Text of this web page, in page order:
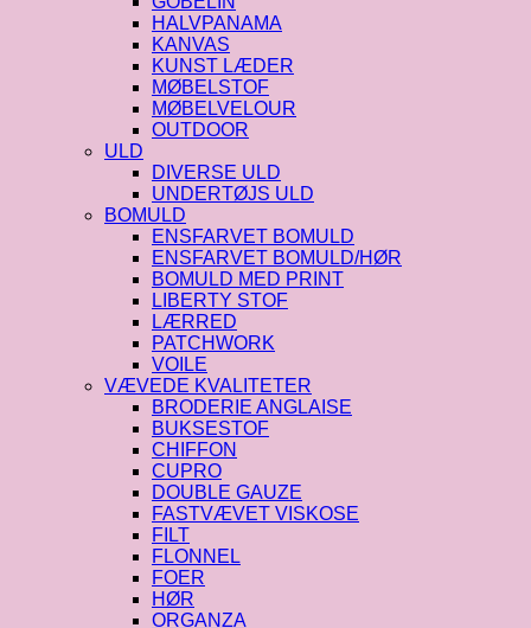
HALVPANAMA
KANVAS
KUNST LÆDER
MØBELSTOF
MØBELVELOUR
OUTDOOR
ULD
DIVERSE ULD
UNDERTØJS ULD
BOMULD
ENSFARVET BOMULD
ENSFARVET BOMULD/HØR
BOMULD MED PRINT
LIBERTY STOF
LÆRRED
PATCHWORK
VOILE
VÆVEDE KVALITETER
BRODERIE ANGLAISE
BUKSESTOF
CHIFFON
CUPRO
DOUBLE GAUZE
FASTVÆVET VISKOSE
FILT
FLONNEL
FOER
HØR
ORGANZA